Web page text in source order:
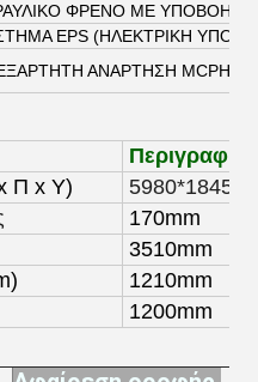
ΦΡΕΝΟ ΜΕ
EPS (ΗΛΕΚΤΡΙΚΗ
ΑΝΑΡΤΗΣΗ
Περιγραφή
x Π x Υ)
170mm
3510mm
1210mm
1200mm